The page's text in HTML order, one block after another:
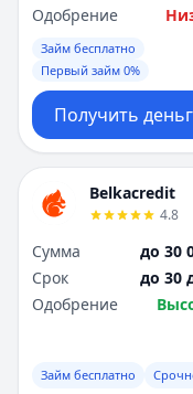
Одобрение
Займ бесплатно
Первый займ 0%
Получить
Belkacredit
4.8
Сумма
до 30
Срок
до 30
Одобрение
Займ бесплатно